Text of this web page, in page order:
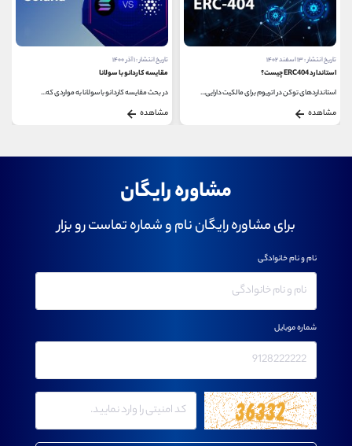
تاریخ انتشار : ۱۳ اسفند ۱۴۰۲
استاندارد ERC404 چیست؟
استانداردهای توکن در اتریوم برای مالکیت دارایی‌...
مشاهده
تاریخ انتشار : ۱ آذر ۱۴۰۰
مقایسه کاردانو با سولانا
در بحث مقایسه کاردانو با سولانا به مواردی که...
مشاهده
مشاوره رایگان
برای مشاوره رایگان نام و شماره تماست رو بزار
نام و نام خانوادگی
شماره موبایل